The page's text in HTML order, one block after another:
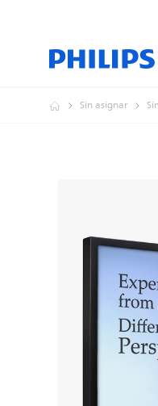
Sin asignar